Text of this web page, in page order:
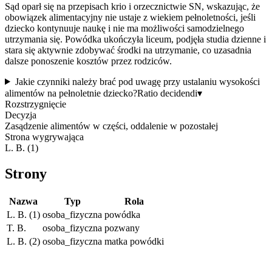
Sąd oparł się na przepisach krio i orzecznictwie SN, wskazując, że
obowiązek alimentacyjny nie ustaje z wiekiem pełnoletności, jeśli
dziecko kontynuuje naukę i nie ma możliwości samodzielnego
utrzymania się. Powódka ukończyła liceum, podjęła studia dzienne i
stara się aktywnie zdobywać środki na utrzymanie, co uzasadnia
dalsze ponoszenie kosztów przez rodziców.
Jakie czynniki należy brać pod uwagę przy ustalaniu wysokości
alimentów na pełnoletnie dziecko?Ratio decidendi▾
Rozstrzygnięcie
Decyzja
Zasądzenie alimentów w części, oddalenie w pozostałej
Strona wygrywająca
L. B. (1)
Strony
Nazwa Typ
Rola
L. B. (1) osoba_fizyczna powódka
T. B.
osoba_fizyczna pozwany
L. B. (2) osoba_fizyczna matka powódki